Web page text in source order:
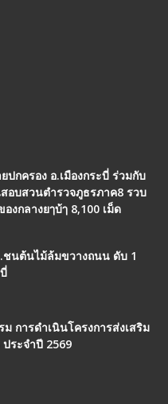
ปกครอง อ.เมืองกระบี่ ร่วมกับ
อบสวนตำรวจภูธรภาค8 รวบ
งกลางยๅบ้ๅ 8,100 เม็ด
ชนต้นไม้ล้มขวางถนน ดับ 1
การดำเนินโครงการส่งเสริม
ระจำปี 2569